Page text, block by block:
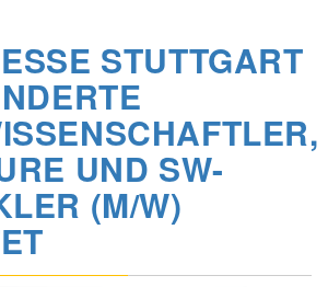
STUTTGART
UND SW-
(M/W)